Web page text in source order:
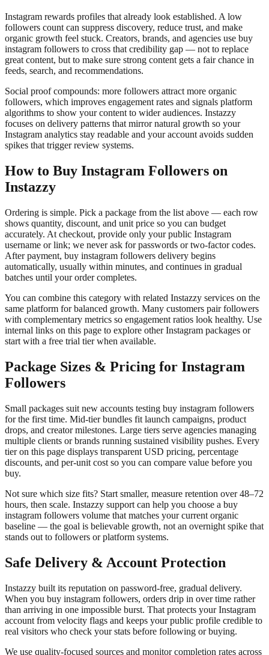
Instagram rewards profiles that already look established. A low
followers count can suppress discovery, reduce trust, and make
organic growth feel stuck. Creators, brands, and agencies use buy
instagram followers to cross that credibility gap — not to replace
great content, but to make sure strong content gets a fair chance in
feeds, search, and recommendations.
Social proof compounds: more followers attract more organic
followers, which improves engagement rates and signals platform
algorithms to show your content to wider audiences. Instazzy
focuses on delivery patterns that mirror natural growth so your
Instagram analytics stay readable and your account avoids sudden
spikes that trigger review systems.
How to Buy Instagram Followers on
Instazzy
Ordering is simple. Pick a package from the list above — each row
shows quantity, discount, and unit price so you can budget
accurately. At checkout, provide only your public Instagram
username or link; we never ask for passwords or two-factor codes.
After payment, buy instagram followers delivery begins
automatically, usually within minutes, and continues in gradual
batches until your order completes.
You can combine this category with related Instazzy services on the
same platform for balanced growth. Many customers pair followers
with complementary metrics so engagement ratios look healthy. Use
internal links on this page to explore other Instagram packages or
start with a free trial tier when available.
Package Sizes & Pricing for Instagram
Followers
Small packages suit new accounts testing buy instagram followers
for the first time. Mid-tier bundles fit launch campaigns, product
drops, and creator milestones. Large tiers serve agencies managing
multiple clients or brands running sustained visibility pushes. Every
tier on this page displays transparent USD pricing, percentage
discounts, and per-unit cost so you can compare value before you
buy.
Not sure which size fits? Start smaller, measure retention over 48–72
hours, then scale. Instazzy support can help you choose a buy
instagram followers volume that matches your current organic
baseline — the goal is believable growth, not an overnight spike that
stands out to followers or platform systems.
Safe Delivery & Account Protection
Instazzy built its reputation on password-free, gradual delivery.
When you buy instagram followers, orders drip in over time rather
than arriving in one impossible burst. That protects your Instagram
account from velocity flags and keeps your public profile credible to
real visitors who check your stats before following or buying.
We use quality-focused sources and monitor completion rates across